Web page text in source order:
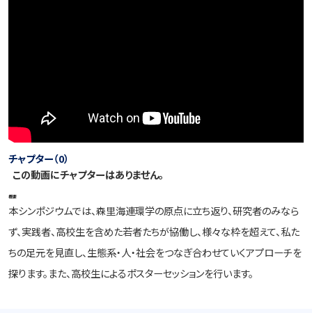
チャプター（0）
この動画にチャプターはありません。
概要
本シンポジウムでは、森里海連環学の原点に立ち返り、研究者のみなら
ず、実践者、高校生を含めた若者たちが協働し、様々な枠を超えて、私た
ちの足元を見直し、生態系・人・社会をつなぎ合わせていくアプローチを
探ります。また、高校生によるポスターセッションを行います。